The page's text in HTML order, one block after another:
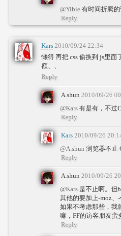
@Yibie 有时间折腾的
Reply
Kars 2010/09/24 22:34
懒得 再把 css 偷换到 js里
额、、
Reply
A.shun 2010/09/26
@Kars 有是有，不过
Reply
Kars 2010/09/26
@A.shun 浏览器不止
Reply
A.shun 2010/09/26
@Kars 是不止啊。但
其他的要加上-moz、-
如果不考虑那些，我
嘛，FF的访客朋友蛮
Reply